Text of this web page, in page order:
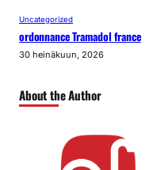
Uncategorized
ordonnance Tramadol france
30 heinäkuun, 2026
About the Author